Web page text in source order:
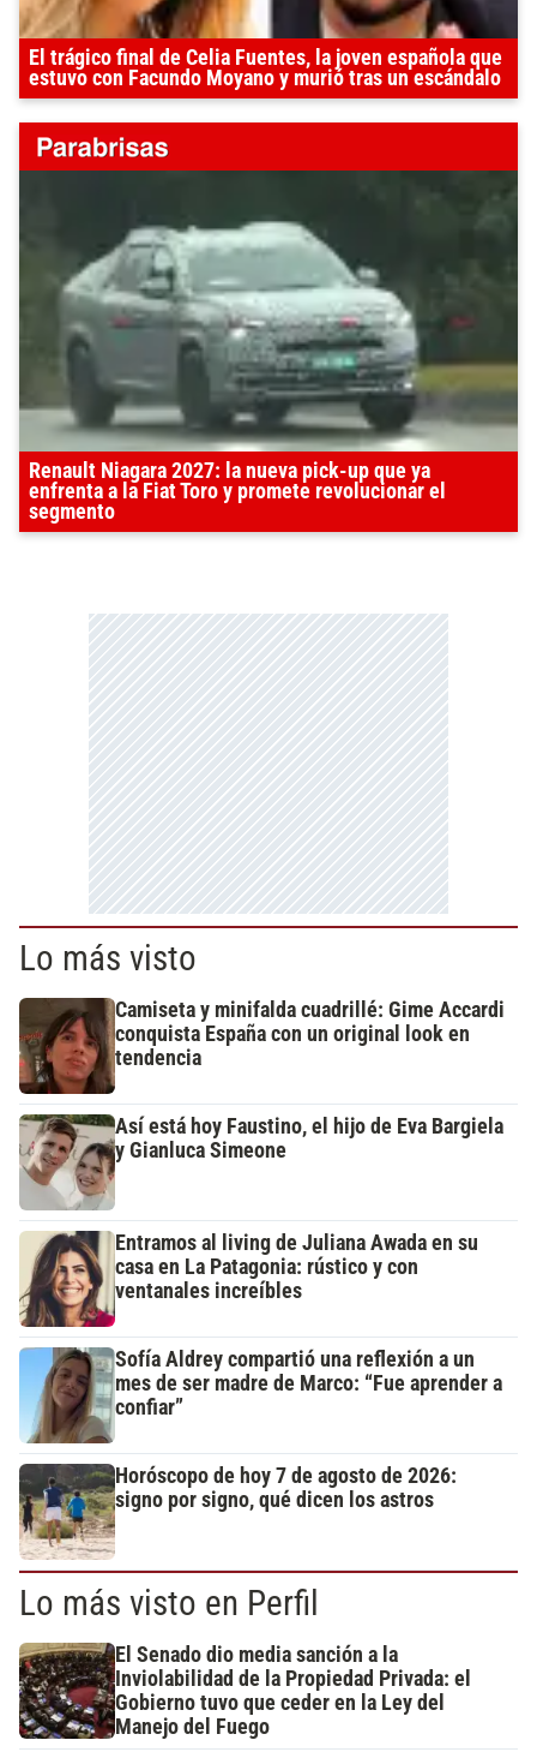
El trágico final de Celia Fuentes, la joven española que
estuvo con Facundo Moyano y murió tras un escándalo
Renault Niagara 2027: la nueva pick-up que ya
enfrenta a la Fiat Toro y promete revolucionar el
segmento
Lo más visto
Camiseta y minifalda cuadrillé: Gime Accardi
conquista España con un original look en
tendencia
Así está hoy Faustino, el hijo de Eva Bargiela
y Gianluca Simeone
Entramos al living de Juliana Awada en su
casa en La Patagonia: rústico y con
ventanales increíbles
Sofía Aldrey compartió una reflexión a un
mes de ser madre de Marco: “Fue aprender a
confiar”
Horóscopo de hoy 7 de agosto de 2026:
signo por signo, qué dicen los astros
Lo más visto en Perfil
El Senado dio media sanción a la
Inviolabilidad de la Propiedad Privada: el
Gobierno tuvo que ceder en la Ley del
Manejo del Fuego